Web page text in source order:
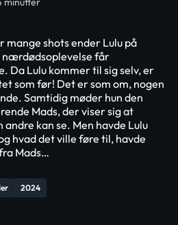
2024
shots ender Lulu på
nærdødsoplevelse får
Da Lulu kommer til sig selv, er
som før! Det er som om, nogen
Samtidig møder hun den
Mads, der viser sig at
andre kan se. Men havde Lulu
hvad det ville føre til, havde
Mads…